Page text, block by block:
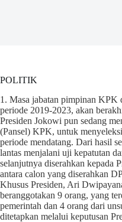
POLITIK
1. Masa jabatan pimpinan KPK
periode 2019-2023, akan
Presiden Jokowi pun sedang
(Pansel) KPK, untuk
periode mendatang. Dari hasil
lantas menjalani uji kepatutan
selanjutnya diserahkan kepada
antara calon yang diserahkan
Khusus Presiden, Ari
beranggotakan 9 orang, yang
pemerintah dan 4 orang dari
ditetapkan melalui keputusan